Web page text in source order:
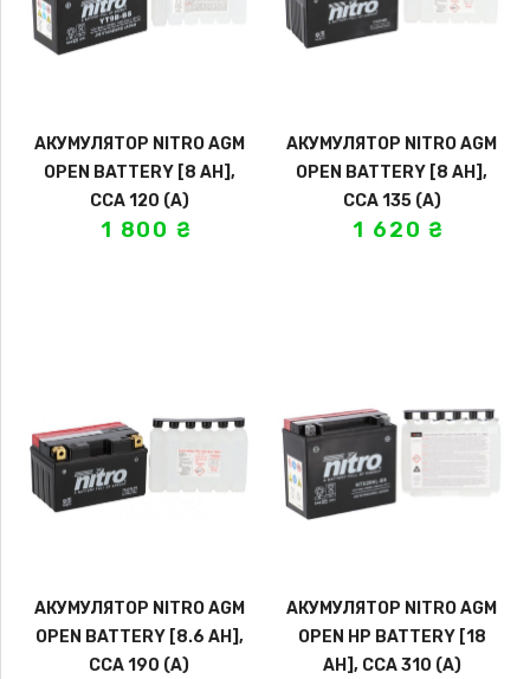
АКУМУЛЯТОР NITRO AGM
OPEN BATTERY [8 AH],
CCA 120 (A)
1 800 ₴
АКУМУЛЯТОР NITRO AGM
OPEN BATTERY [8 AH],
CCA 135 (A)
1 620₴
АКУМУЛЯТОР NITRO AGM
OPEN BATTERY [8.6 AH],
CCA 190 (A)
АКУМУЛЯТОР NITRO AGM
OPEN HP BATTERY [18
AH], CCA 310 (A)